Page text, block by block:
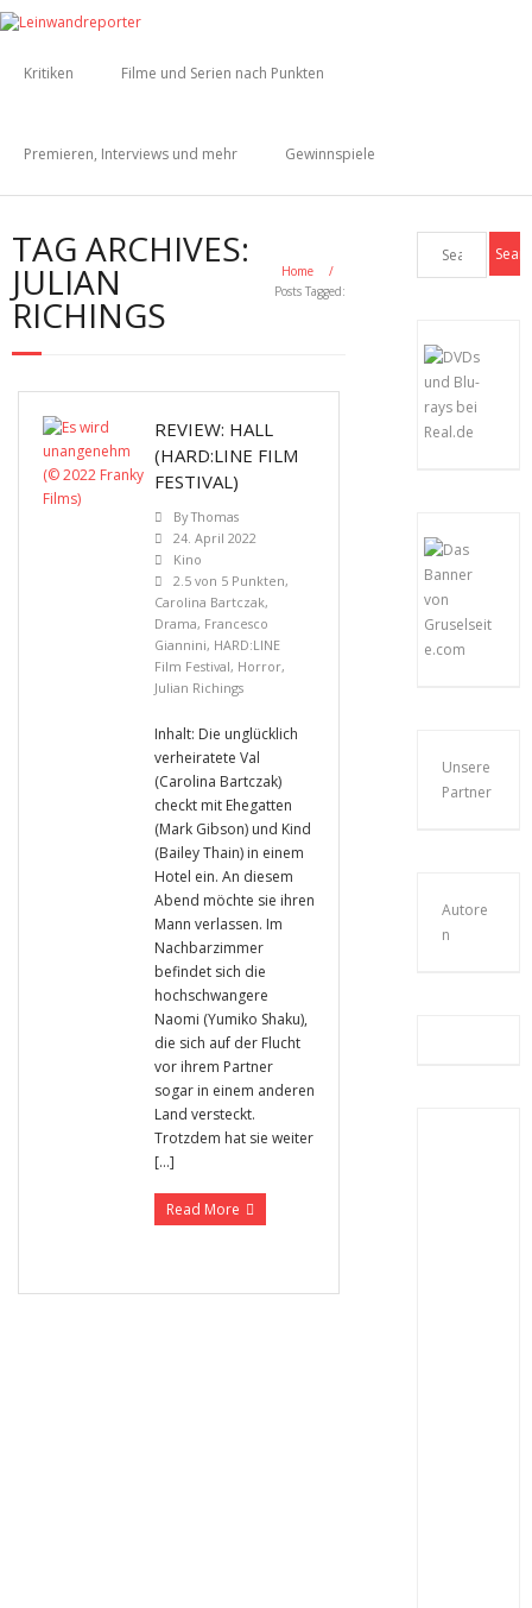
Kritiken Filme und Serien nach Punkten
Premieren, Interviews und mehr Gewinnspiele
TAG ARCHIVES:
JULIAN
RICHINGS
Home
/
Posts Tagged:
REVIEW: HALL
(HARD:LINE FILM
FESTIVAL)
ByThomas
24. April 2022
Kino
2.5 von 5 Punkten,
Carolina Bartczak,
Drama, Francesco
Giannini, HARD:LINE
Film Festival, Horror,
Julian Richings
Inhalt: Die unglücklich
verheiratete Val
(Carolina Bartczak)
checkt mit Ehegatten
(Mark Gibson) und Kind
(Bailey Thain) in einem
Hotel ein. An diesem
Abend möchte sie ihren
Mann verlassen. Im
Nachbarzimmer
befindet sich die
hochschwangere
Naomi (Yumiko Shaku),
die sich auf der Flucht
vor ihrem Partner
sogar in einem anderen
Land versteckt.
Trotzdem hat sie weiter
[…]
Read More
Unsere
Partner
Autore
n